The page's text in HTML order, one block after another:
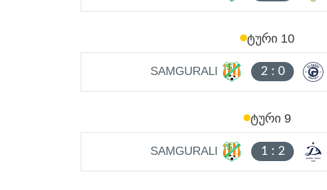
ᲢᲣᲠᲘ 10
SAMGURALI 2: 0
ᲢᲣᲠᲘ 9
SAMGURALI 1: 2